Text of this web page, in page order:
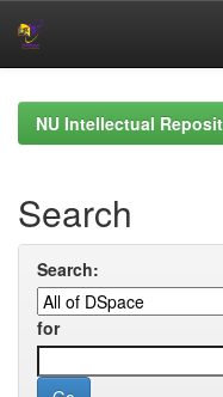
navigationNU Intellectual
Search
Search:
for